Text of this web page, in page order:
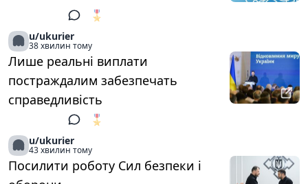
🎖️
u/ukurier
38 хвилин тому
Лише реальні виплати
постраждалим забезпечать
справедливість
🎖️
u/ukurier
43 хвилин тому
Посилити роботу Сил безпеки і